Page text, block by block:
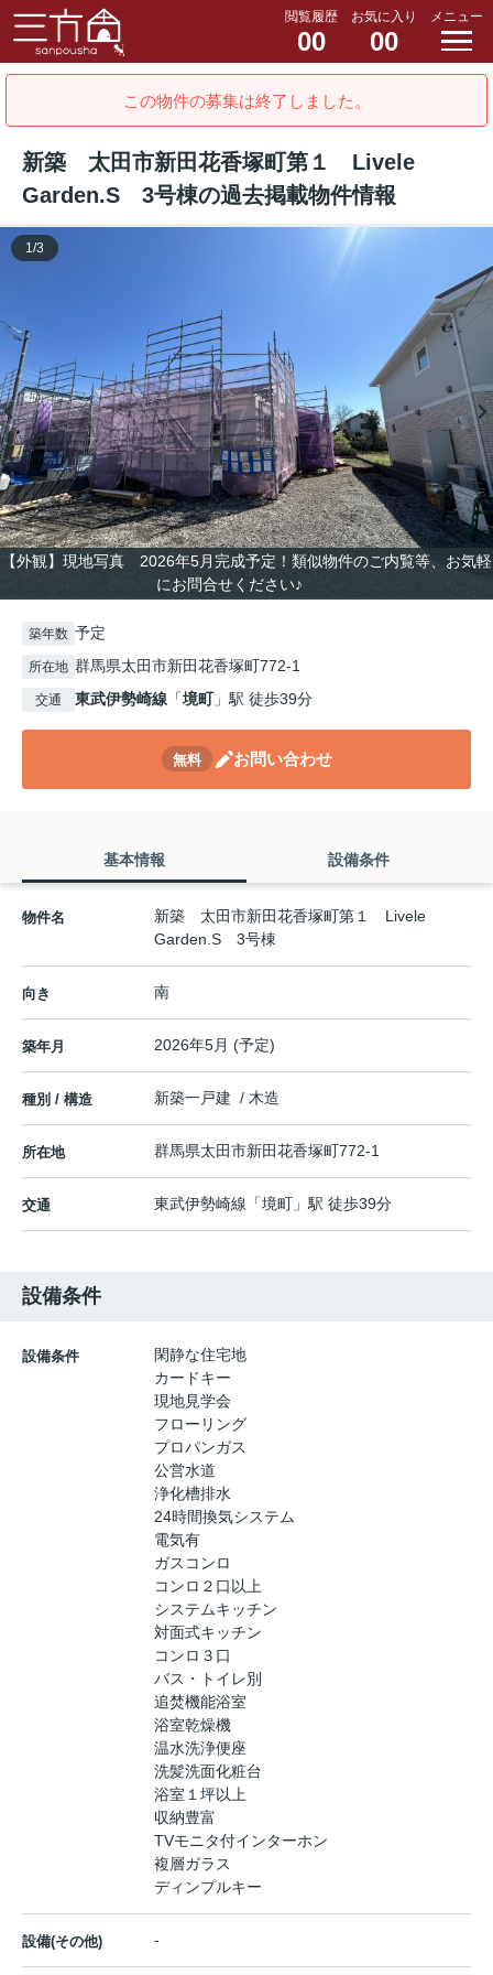
閲覧履歴
00
お気に入り
00
メニュー
この物件の募集は終了しました。
新築 太田市新田花香塚町第１ Livele
Garden.S 3号棟の過去掲載物件情報
【外観】現地写真 2026年5月完成予定！類似物件のご内覧等、お気軽
にお問合せください♪
1/3
築年数 予定
所在地 群馬県太田市新田花香塚町772-1
交通 東武伊勢崎線 「境町」駅 徒歩39分
無料 お問い合わせ
基本情報 設備条件
物件名
新築 太田市新田花香塚町第１ Livele
Garden.S 3号棟
向き 南
築年月 2026年5月 (予定)
種別 / 構造 新築一戸建 / 木造
所在地 群馬県太田市新田花香塚町772-1
交通 東武伊勢崎線 「境町 」駅 徒歩39分
設備条件
設備条件
閑静な住宅地
カードキー
現地見学会
フローリング
プロパンガス
公営水道
浄化槽排水
24時間換気システム
電気有
ガスコンロ
コンロ２口以上
システムキッチン
対面式キッチン
コンロ３口
バス・トイレ別
追焚機能浴室
浴室乾燥機
温水洗浄便座
洗髪洗面化粧台
浴室１坪以上
収納豊富
TVモニタ付インターホン
複層ガラス
ディンプルキー
設備(その他) -